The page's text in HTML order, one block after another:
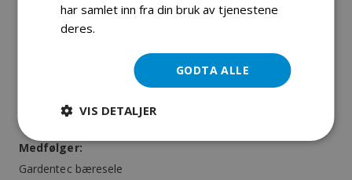
hagebehovene.
Bygget for Holdbarhet:
for å sikre langvarig ytelse, selv under tøffe forhold.
Ergonomisk Design for Komfort:Designet med brukeren
anstrengelse fra vibrasjon.
Medfølger:
Gardentec bæresele
har samlet inn fra din bruk av tjenestene
deres.
GODTA ALLE
VIS DETALJER